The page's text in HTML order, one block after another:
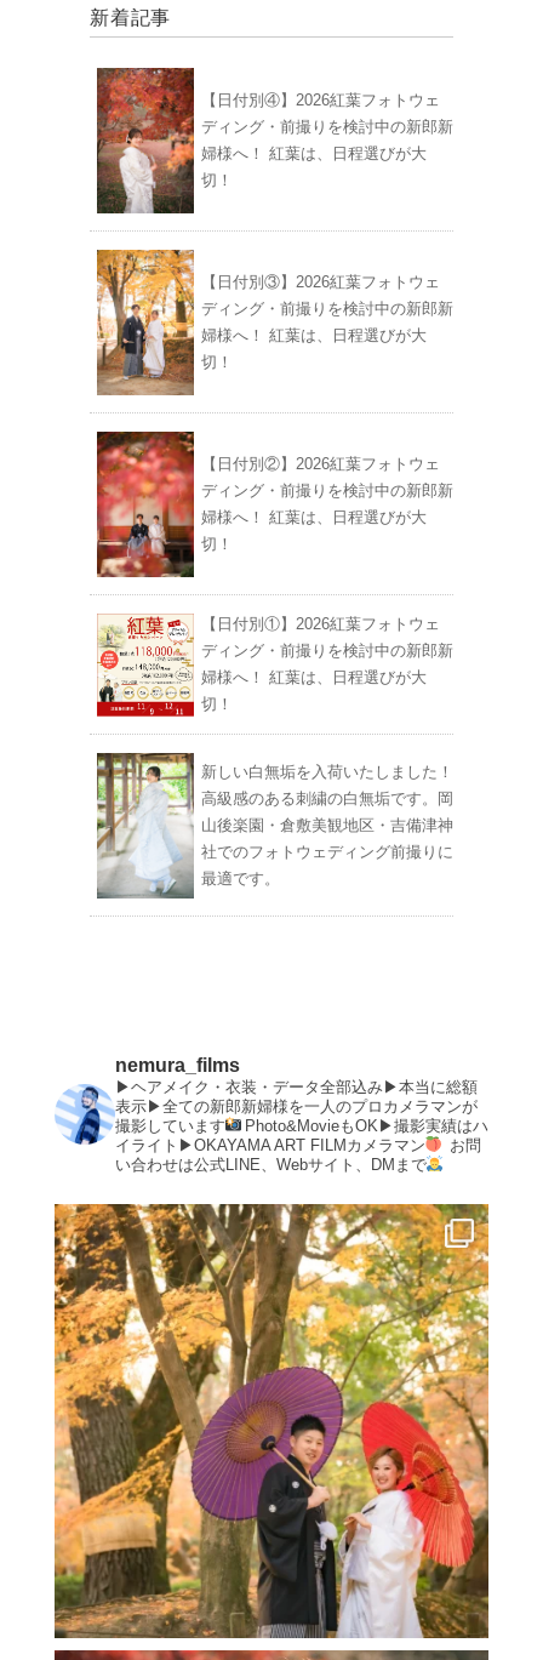
新着記事
【日付別④】2026紅葉フォトウェ
ディング・前撮りを検討中の新郎新
婦様へ！ 紅葉は、日程選びが大
切！
【日付別③】2026紅葉フォトウェ
ディング・前撮りを検討中の新郎新
婦様へ！ 紅葉は、日程選びが大
切！
【日付別②】2026紅葉フォトウェ
ディング・前撮りを検討中の新郎新
婦様へ！ 紅葉は、日程選びが大
切！
【日付別①】2026紅葉フォトウェ
ディング・前撮りを検討中の新郎新
婦様へ！ 紅葉は、日程選びが大
切！
新しい白無垢を入荷いたしました！
高級感のある刺繍の白無垢です。岡
山後楽園・倉敷美観地区・吉備津神
社でのフォトウェディング前撮りに
最適です。
nemura_films
▶︎ヘアメイク・衣装・データ全部込み▶︎本当に総額
表示▶︎全ての新郎新婦様を一人のプロカメラマンが
撮影しています
Photo&MovieもOK▶︎撮影実績はハ
イライト▶︎OKAYAMA ART FILMカメラマン
お問
い合わせは公式LINE、Webサイト、DMまで